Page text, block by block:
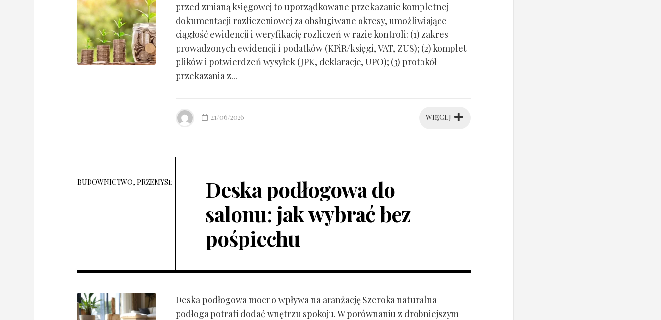
przed zmianą księgowej to uporządkowane przekazanie kompletnej
dokumentacji rozliczeniowej za obsługiwane okresy, umożliwiające
ciągłość ewidencji i weryfikację rozliczeń w razie kontroli: (1) zakres
prowadzonych ewidencji i podatków (KPiR/księgi, VAT, ZUS); (2) komplet
plików i potwierdzeń wysyłek (JPK, deklaracje, UPO); (3) protokół
przekazania z...
WIĘCEJ
21/06/2026
BUDOWNICTWO, PRZEMYSŁ
Deska podłogowa do
salonu: jak wybrać bez
pośpiechu
Deska podłogowa mocno wpływa na aranżację Szeroka naturalna
podłoga potrafi dodać wnętrzu spokoju. W porównaniu z drobniejszym